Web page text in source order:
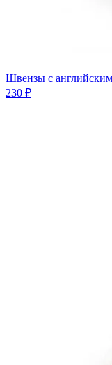
Швензы с
230 ₽